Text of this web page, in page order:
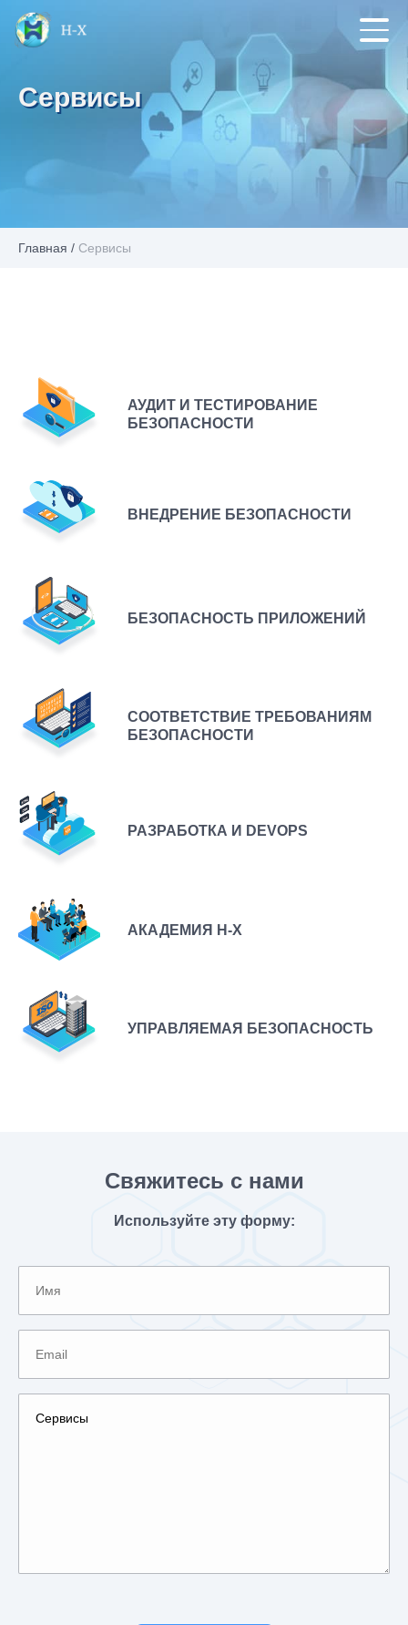
Сервисы
Главная / Сервисы
АУДИТ И ТЕСТИРОВАНИЕ
БЕЗОПАСНОСТИ
ВНЕДРЕНИЕ БЕЗОПАСНОСТИ
БЕЗОПАСНОСТЬ ПРИЛОЖЕНИЙ
СООТВЕТСТВИЕ ТРЕБОВАНИЯМ
БЕЗОПАСНОСТИ
РАЗРАБОТКА И DEVOPS
АКАДЕМИЯ H-X
УПРАВЛЯЕМАЯ БЕЗОПАСНОСТЬ
Свяжитесь с нами
Используйте эту форму: